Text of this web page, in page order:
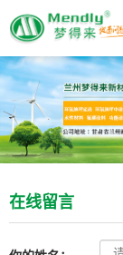
在线留言